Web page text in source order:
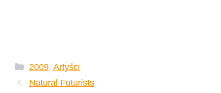
Kategorie
2009, Artyści
Natural Futurists